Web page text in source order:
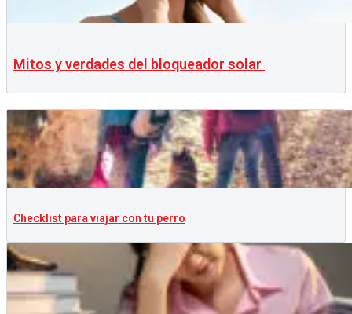
Mitos y verdades del bloqueador solar
Checklist para viajar con tu perro